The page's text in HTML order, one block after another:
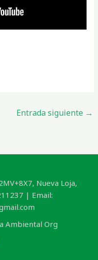
Entrada siguiente →
Nueva Loja,
| Email:
Ambiental Org